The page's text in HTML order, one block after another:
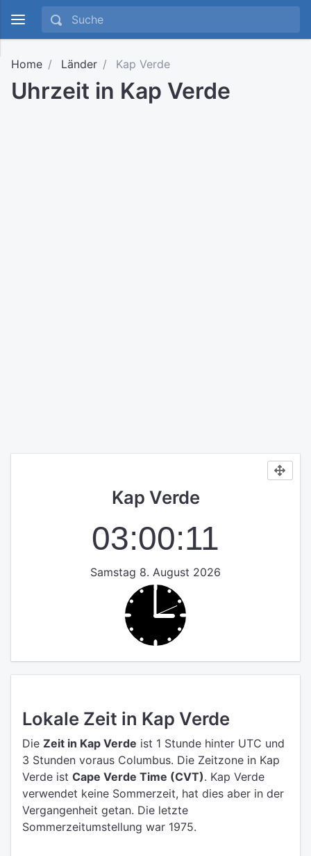
Home Länder Kap Verde
Uhrzeit in Kap Verde
Kap Verde
03:00:11
Samstag 8. August 2026
Lokale Zeit in Kap Verde
Die Zeit in Kap Verde ist 1 Stunde hinter UTC und
3 Stunden voraus Columbus. Die Zeitzone in Kap
Verde ist Cape Verde Time (CVT). Kap Verde
verwendet keine Sommerzeit, hat dies aber in der
Vergangenheit getan. Die letzte
Sommerzeitumstellung war 1975.